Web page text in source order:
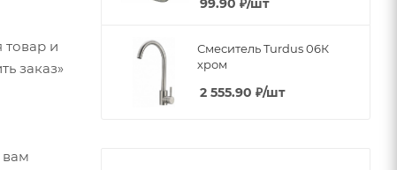
и
заказ»
вам
Смеситель Turdus 06К
хром
2 555.90 ₽/шт